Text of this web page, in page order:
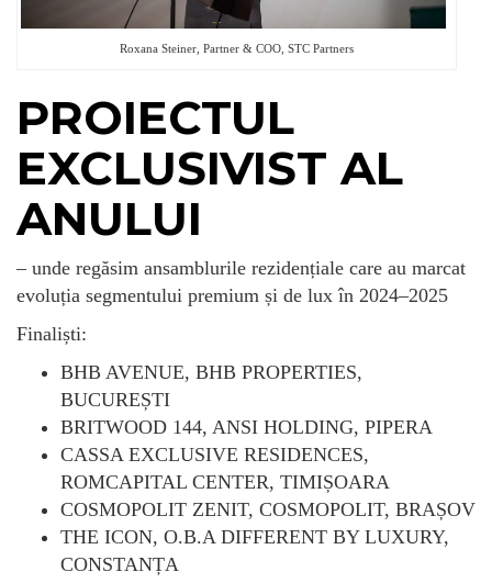
Roxana Steiner, Partner & COO, STC Partners
PROIECTUL
EXCLUSIVIST AL
ANULUI
– unde regăsim ansamblurile rezidențiale care au marcat
evoluția segmentului premium și de lux în 2024–2025
Finaliști:
BHB AVENUE, BHB PROPERTIES,
BUCUREȘTI
BRITWOOD 144, ANSI HOLDING, PIPERA
CASSA EXCLUSIVE RESIDENCES,
ROMCAPITAL CENTER, TIMIȘOARA
COSMOPOLIT ZENIT, COSMOPOLIT, BRAȘOV
THE ICON, O.B.A DIFFERENT BY LUXURY,
CONSTANȚA